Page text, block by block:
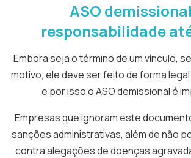
ASO
responsabilidade
Embora seja o término de um vínculo,
motivo, ele deve ser feito de forma
e por isso o ASO demissional é
Empresas que ignoram este
sanções administrativas, além de não
contra alegações de doenças